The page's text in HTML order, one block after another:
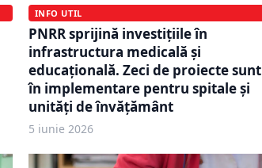
INFO UTIL
PNRR sprijină investițiile în
infrastructura medicală și
educațională. Zeci de proiecte sunt
în implementare pentru spitale și
unități de învățământ
5 iunie 2026